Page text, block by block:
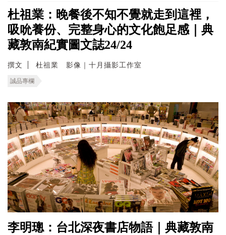
杜祖業：晚餐後不知不覺就走到這裡，
吸吮養份、完整身心的文化飽足感｜典
藏敦南紀實圖文誌24/24
撰文 杜祖業 影像｜十月攝影工作室
誠品專欄
李明璁：台北深夜書店物語｜典藏敦南